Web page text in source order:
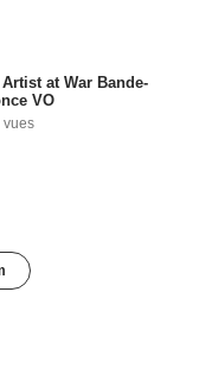
at War Bande-
VO
vues